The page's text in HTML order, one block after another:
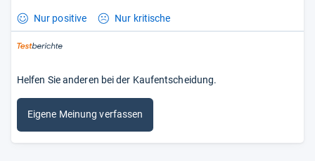
Nur positive Nur kritische
Helfen Sie anderen bei der Kaufentscheidung.
Eigene Meinung verfassen